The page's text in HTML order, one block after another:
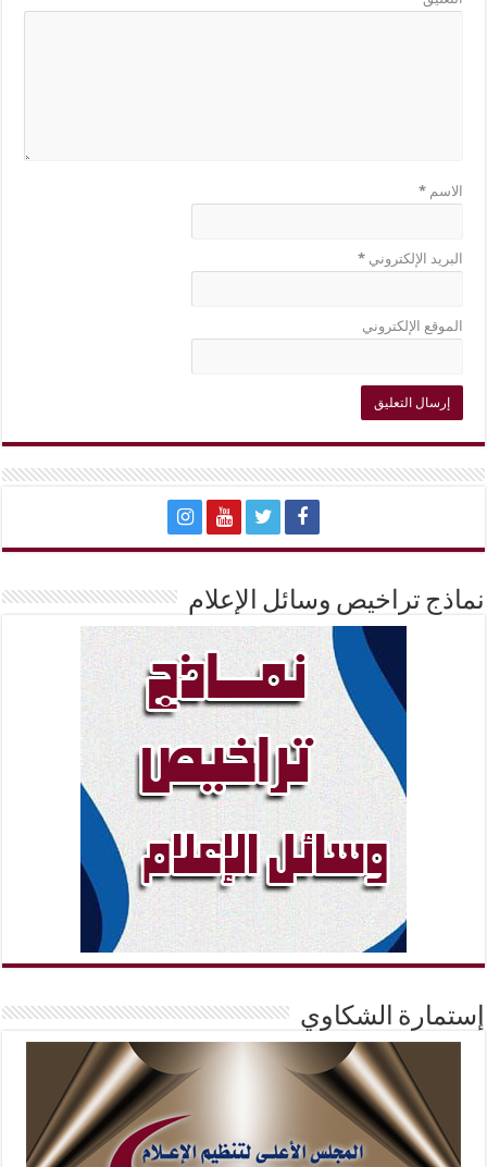
الاسم*
البريد الإلكتروني*
الموقع الإلكتروني
نماذج تراخيص وسائل الإعلام
إستمارة الشكاوي